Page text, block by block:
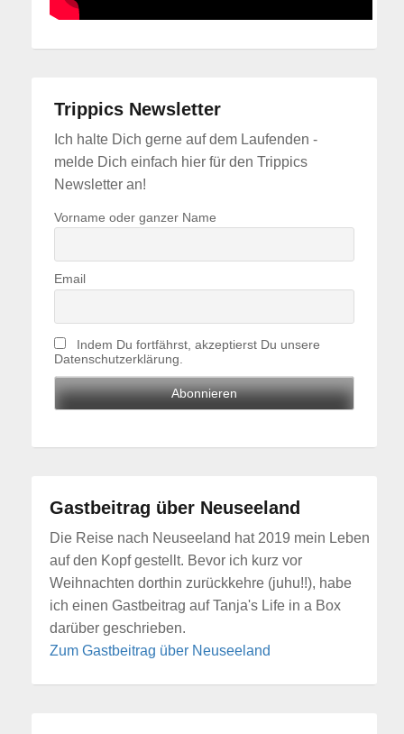
Trippics Newsletter
Ich halte Dich gerne auf dem Laufenden -
melde Dich einfach hier für den Trippics
Newsletter an!
Vorname oder ganzer Name
Email
Indem Du fortfährst, akzeptierst Du unsere
Datenschutzerklärung.
Gastbeitrag über Neuseeland
Die Reise nach Neuseeland hat 2019 mein Leben
auf den Kopf gestellt. Bevor ich kurz vor
Weihnachten dorthin zurückkehre (juhu!!), habe
ich einen Gastbeitrag auf Tanja's Life in a Box
darüber geschrieben.
Zum Gastbeitrag über Neuseeland